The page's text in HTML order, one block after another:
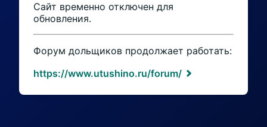
Сайт временно отключен для
обновления.
Форум дольщиков продолжает работать:
https://www.utushino.ru/forum/